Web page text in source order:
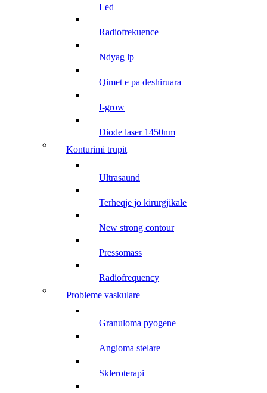
led
radiofrekuence
ndyag lp
qimet e pa deshiruara
i-grow
diode laser 1450nm
konturimi trupit
ultrasaund
terheqje jo kirurgjikale
new strong contour
pressomass
radiofrequency
probleme vaskulare
granuloma pyogene
angioma stelare
skleroterapi